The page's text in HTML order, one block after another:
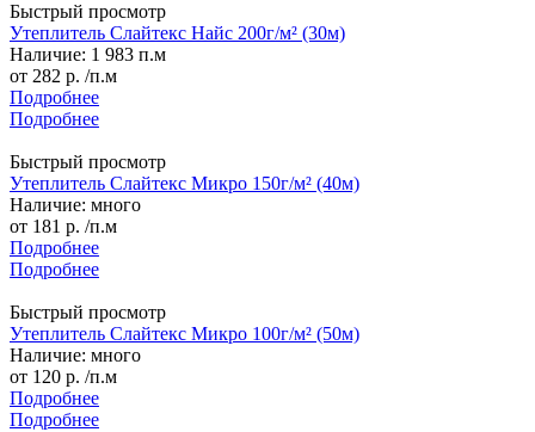
Быстрый просмотр
Утеплитель Слайтекс Найс 200г/м² (30м)
Наличие: 1 983 п.м
от 282 р. /п.м
Подробнее
Подробнее
Быстрый просмотр
Утеплитель Слайтекс Микро 150г/м² (40м)
Наличие: много
от 181 р. /п.м
Подробнее
Подробнее
Быстрый просмотр
Утеплитель Слайтекс Микро 100г/м² (50м)
Наличие: много
от 120 р. /п.м
Подробнее
Подробнее